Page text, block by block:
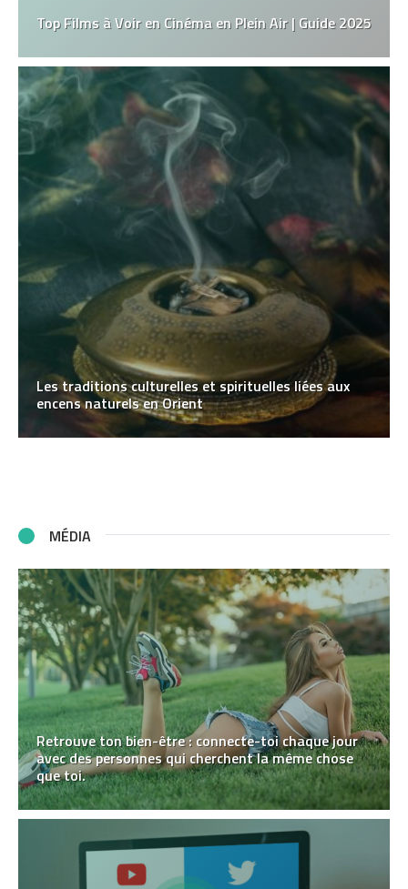
Top Films à Voir en Cinéma en Plein Air | Guide 2025
Les traditions culturelles et spirituelles liées aux
encens naturels en Orient
MÉDIA
Retrouve ton bien-être : connecte-toi chaque jour
avec des personnes qui cherchent la même chose
que toi.